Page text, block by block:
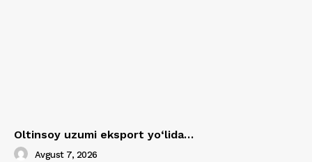
Oltinsoy uzumi eksport yo‘lida…
Avgust 7, 2026